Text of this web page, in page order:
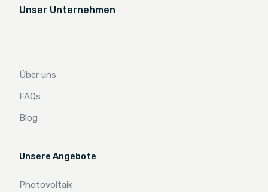
Unser Unternehmen
Über uns
FAQs
Blog
Unsere Angebote
Photovoltaik